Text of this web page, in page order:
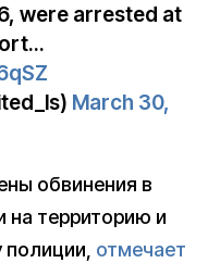
were arrested at
March 30,
обвинения в
на территорию и
полиции, отмечает